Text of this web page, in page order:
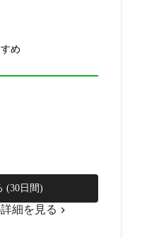
め
(30日間)
細を見る